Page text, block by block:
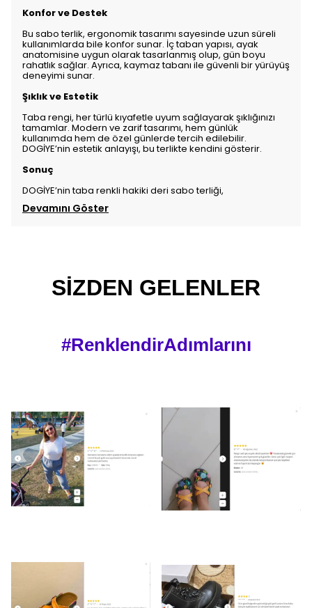
Konfor ve Destek
Bu sabo terlik, ergonomik tasarımı sayesinde uzun süreli
kullanımlarda bile konfor sunar. İç taban yapısı, ayak
anatomisine uygun olarak tasarlanmış olup, gün boyu
rahatlık sağlar. Ayrıca, kaymaz tabanı ile güvenli bir yürüyüş
deneyimi sunar.
Şıklık ve Estetik
Taba rengi, her türlü kıyafetle uyum sağlayarak şıklığınızı
tamamlar. Modern ve zarif tasarımı, hem günlük
kullanımda hem de özel günlerde tercih edilebilir.
DOGİYE’nin estetik anlayışı, bu terlikte kendini gösterir.
Sonuç
DOGİYE’nin taba renkli hakiki deri sabo terliği,
Devamını Göster
SİZDEN GELENLER
#RenklendirAdımlarını